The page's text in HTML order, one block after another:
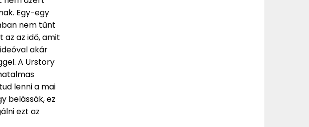
Egy-egy
nem tűnt
az az idő, amit
akár
A Urstory
lenni a mai
belássák, ez
ezt az